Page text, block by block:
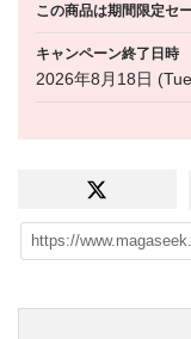
この商品は期間限定セ
キャンペーン終了日時
2026年8月18日